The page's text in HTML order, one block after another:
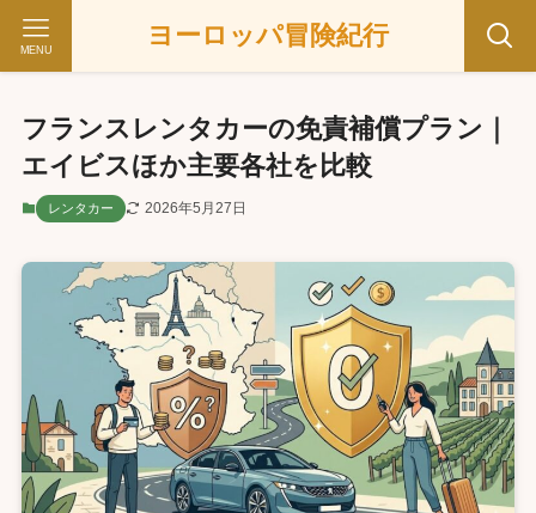
ヨーロッパ冒険紀行
MENU
フランスレンタカーの免責補償プラン｜
エイビスほか主要各社を比較
レンタカー 2026年5月27日